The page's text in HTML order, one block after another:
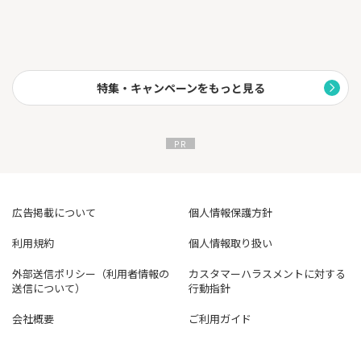
特集・キャンペーンをもっと見る
広告掲載について
個人情報保護方針
利用規約
個人情報取り扱い
外部送信ポリシー（利用者情報の
送信について）
カスタマーハラスメントに対する
行動指針
会社概要
ご利用ガイド